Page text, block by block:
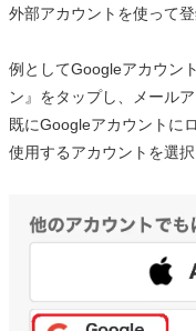
外部アカウントを使って登
例としてGoogleアカウン
ン』をタップし、メール
既にGoogleアカウントに
使用するアカウントを選択